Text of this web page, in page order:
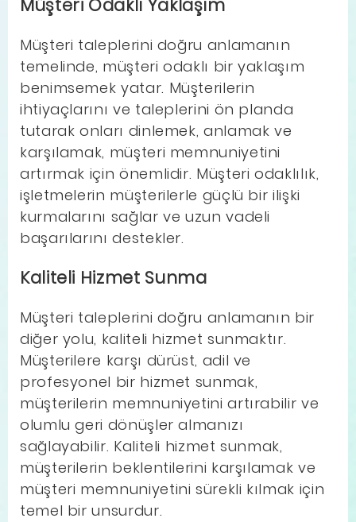
Müşteri Odaklı Yaklaşım
Müşteri taleplerini doğru anlamanın
temelinde, müşteri odaklı bir yaklaşım
benimsemek yatar. Müşterilerin
ihtiyaçlarını ve taleplerini ön planda
tutarak onları dinlemek, anlamak ve
karşılamak, müşteri memnuniyetini
artırmak için önemlidir. Müşteri odaklılık,
işletmelerin müşterilerle güçlü bir ilişki
kurmalarını sağlar ve uzun vadeli
başarılarını destekler.
Kaliteli Hizmet Sunma
Müşteri taleplerini doğru anlamanın bir
diğer yolu, kaliteli hizmet sunmaktır.
Müşterilere karşı dürüst, adil ve
profesyonel bir hizmet sunmak,
müşterilerin memnuniyetini artırabilir ve
olumlu geri dönüşler almanızı
sağlayabilir. Kaliteli hizmet sunmak,
müşterilerin beklentilerini karşılamak ve
müşteri memnuniyetini sürekli kılmak için
temel bir unsurdur.